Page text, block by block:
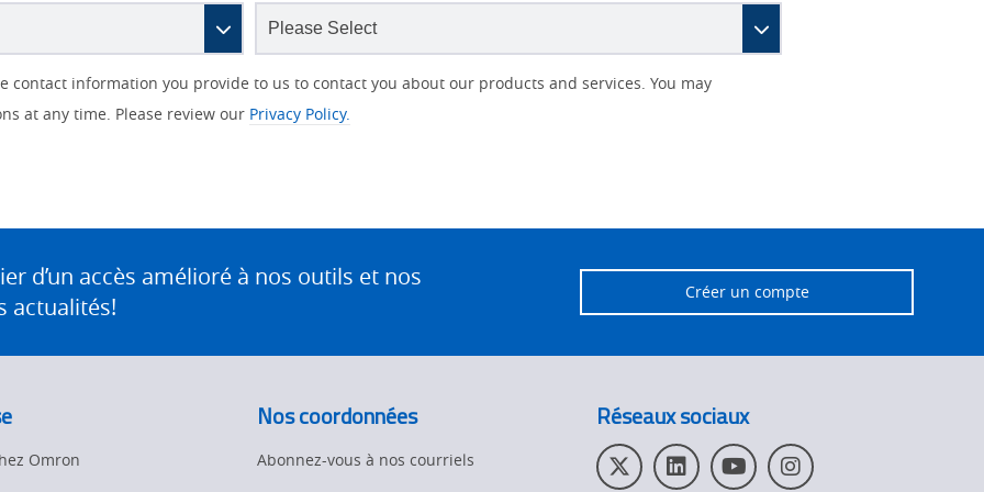
contact information you provide to us to contact you about our products and services. You may
at any time. Please review our Privacy Policy.
d’un accès amélioré à nos outils et nos
actualités!
Créer un compte
Omron
Nos coordonnées
Abonnez-vous à nos courriels
Réseaux sociaux
T L Y I